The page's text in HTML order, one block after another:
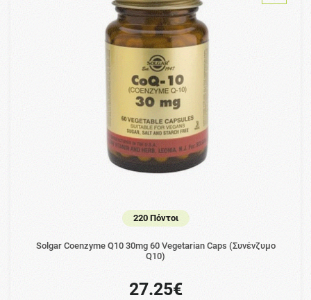
220 Πόντοι
Solgar Coenzyme Q10 30mg 60 Vegetarian Caps (Συνένζυμο
Q10)
27.25€